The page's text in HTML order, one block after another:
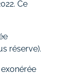
Ce
réserve).